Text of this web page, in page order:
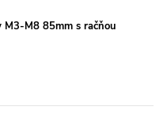
M8 85mm s račňou